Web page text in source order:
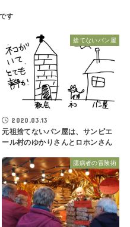
捨てないパン屋
2020.03.13
元祖捨てないパン屋は、サンピエ
ール村のゆかりさんとロホンさん
臆病者の冒険術